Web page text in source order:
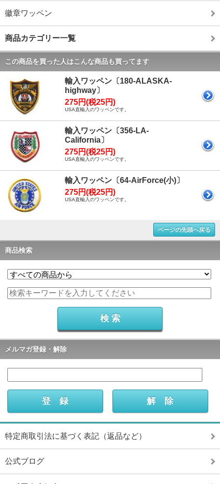
徽章ワッペン
商品カテゴリー一覧
この商品を買った人はこんな商品も買ってます
輸入ワッペン〔180-ALASKA-
highway〕
275円(税25円)
USA直輸入のワッペンです。
輸入ワッペン〔356-LA-
California〕
275円(税25円)
USA直輸入のワッペンです。
輸入ワッペン〔64-AirForce(小)〕
275円(税25円)
USA直輸入のワッペンです。
ページの先頭へ戻る
商品検索
メルマガ登録・解除
特定商取引法に基づく表記（返品など）
公式ブログ